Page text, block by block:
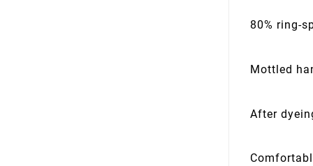
80% ring-
Mottled
After